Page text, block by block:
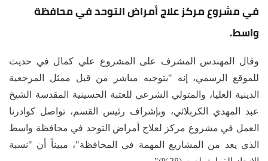
في مشروع مركز علاج أمراض التوحد في محافظة
واسط.
وقال المهندس المشرف على المشروع علي كمال في حديث
للموقع الرسمي، إنه "بتوجيه مباشر من قبل ممثل المرجعية
الدينية العليا، والمتولي الشرعي للعتبة الحسينية المقدسة الشيخ
عبد المهدي الكربلائي، وبإشراف رئيس القسم، تواصل كوادرنا
العمل في مشروع مركز لعلاج أمراض التوحد في محافظة واسط
الذي يعد من المشاريع المهمة في المحافظة"، مبيناً أن "نسبة